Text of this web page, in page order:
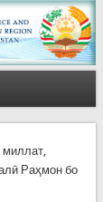
Раҳмон бо